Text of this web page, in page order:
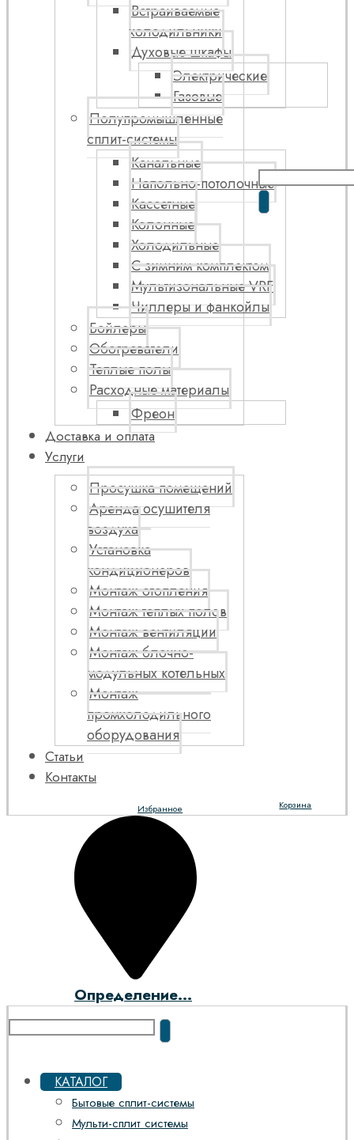
Встраиваемые
холодильники
Духовые шкафы
Электрические
Газовые
Полупромышленные
сплит-системы
Канальные
Напольно-потолочные
Кассетные
Колонные
Холодильные
С зимним комплектом
Мультизональные VRF
Чиллеры и фанкойлы
Бойлеры
Обогреватели
Теплые полы
Расходные материалы
Фреон
Доставка и оплата
Услуги
Просушка помещений
Аренда осушителя
воздуха
Установка
кондиционеров
Монтаж отопления
Монтаж теплых полов
Монтаж вентиляции
Монтаж блочно-
модульных котельных
Монтаж
промхолодильного
оборудования
Статьи
Контакты
Корзина
Избранное
Определение...
КАТАЛОГ
Бытовые сплит-системы
Мульти-сплит системы